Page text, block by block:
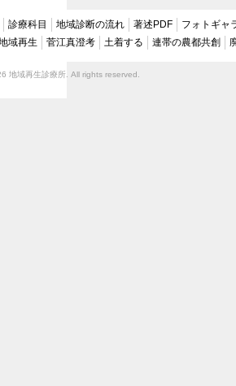
診療科目 地域診断の流れ 著述PDF
フォトギャ
域再生 菅江真澄考 土着する 連帯の農都共創
地域再生診療所. All rights reserved.